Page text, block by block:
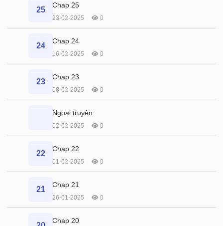
25
Chap 25
23-02-2025 0
24
Chap 24
16-02-2025 0
23
Chap 23
08-02-2025 0
Ngoại truyện
02-02-2025 0
22
Chap 22
01-02-2025 0
21
Chap 21
26-01-2025 0
Chap 20